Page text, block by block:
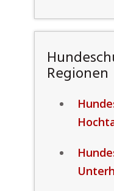
Regionen